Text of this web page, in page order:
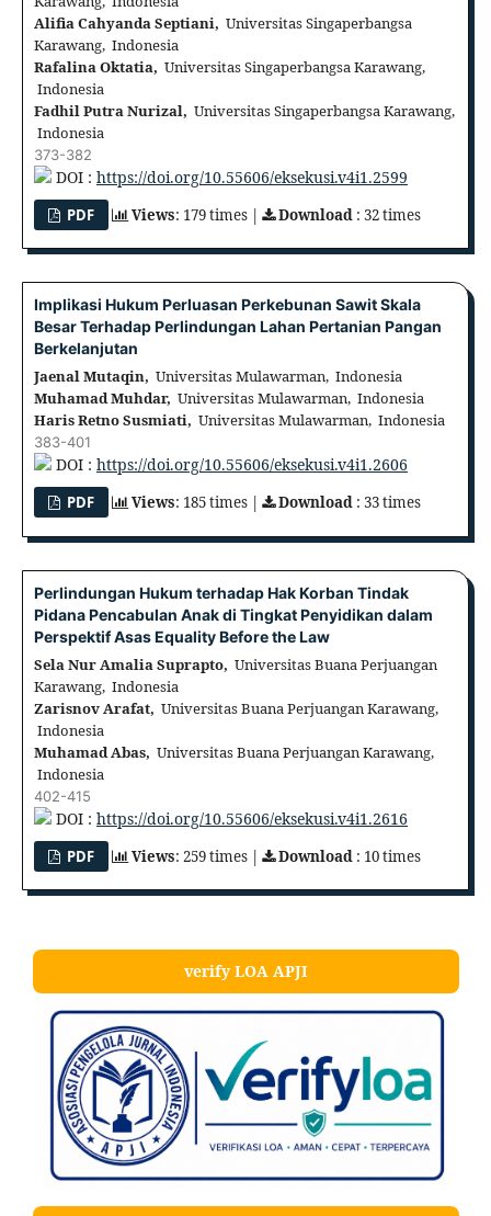
Alifia Cahyanda Septiani, Universitas Singaperbangsa
Karawang, Indonesia
Rafalina Oktatia, Universitas Singaperbangsa Karawang,
Indonesia
Fadhil Putra Nurizal, Universitas Singaperbangsa Karawang,
Indonesia
373-382
DOI : https://doi.org/10.55606/eksekusi.v4i1.2599
PDF Views: 179 times | Download : 32 times
Implikasi Hukum Perluasan Perkebunan Sawit Skala
Besar Terhadap Perlindungan Lahan Pertanian Pangan
Berkelanjutan
Jaenal Mutaqin, Universitas Mulawarman, Indonesia
Muhamad Muhdar, Universitas Mulawarman, Indonesia
Haris Retno Susmiati, Universitas Mulawarman, Indonesia
383-401
DOI : https://doi.org/10.55606/eksekusi.v4i1.2606
PDF Views: 185 times | Download : 33 times
Perlindungan Hukum terhadap Hak Korban Tindak
Pidana Pencabulan Anak di Tingkat Penyidikan dalam
Perspektif Asas Equality Before the Law
Sela Nur Amalia Suprapto, Universitas Buana Perjuangan
Karawang, Indonesia
Zarisnov Arafat, Universitas Buana Perjuangan Karawang,
Indonesia
Muhamad Abas, Universitas Buana Perjuangan Karawang,
Indonesia
402-415
DOI : https://doi.org/10.55606/eksekusi.v4i1.2616
PDF Views: 259 times | Download : 10 times
verify LOA APJI